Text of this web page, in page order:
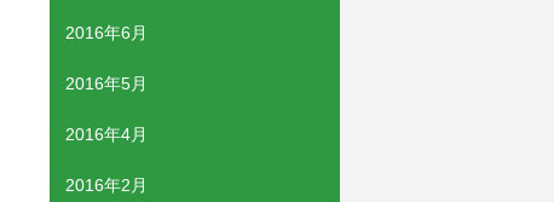
2016年6月
2016年5月
2016年4月
2016年2月